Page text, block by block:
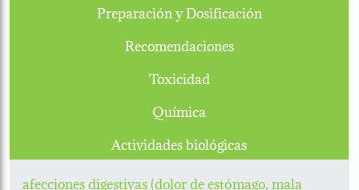
Preparación y Dosificación
Recomendaciones
Toxicidad
Química
Actividades biológicas
afecciones digestivas (dolor de estómago, mala